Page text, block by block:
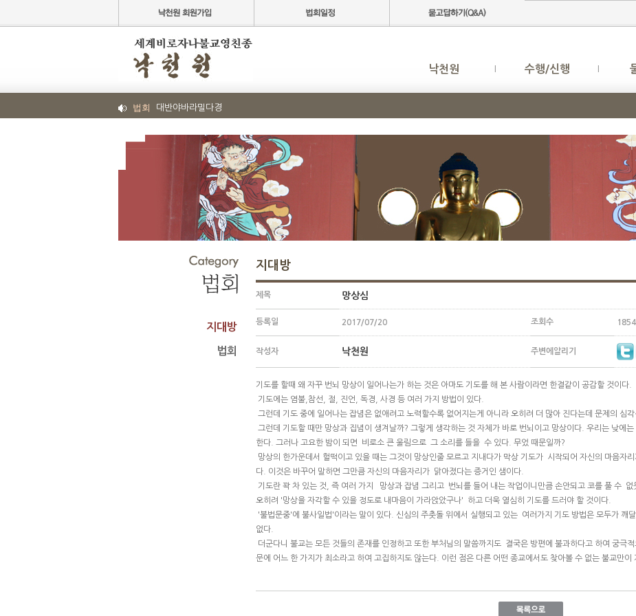
낙천원 수행/신행
법회 대반야바라밀다경
지대방
법회
지대방
제목 망상심
등록일 2017/07/20 조회수 1854
작성자 낙천원 주변에알리기
기도를 할때 왜 자꾸 번뇌 망상이 일어나는가 하는 것은 아마도 기도를 해 본 사람이라면 한결같이 공감할 것이다.
기도에는 염불,참선, 절, 진언, 독경, 사경 등 여러 가지 방법이 있다.
그런데 기도 중에 일어나는 잡념은 없애려고 노력할수록 없어지는게 아니라 오히려 더 많아 진다는데 문제의 심각
그런데 기도할 때만 망상과 집념이 생겨날까? 그렇게 생각하는 것 자체가 바로 번뇌이고 망상이다. 우리는 낮에
한다. 그러나 고요한 밤이 되면 비로소 큰 울림으로 그 소리를 들을 수 있다. 무었 때문일까?
망상의 한가운데서 헐떡이고 있을 때는 그것이 망상인줄 모르고 지내다가 막상 기도가 시작되어 자신의 마음자
다. 이것은 바꾸어 말하면 그만큼 자신의 마음자리가 맑아졌다는 증거인 샘이다.
기도란 꽉 차 있는 것, 즉 여러 가지 망상과 잡념 그리고 번뇌를 들어 내는 작업이니만큼 손안되고 코를 풀 수 없
오히려 '망상을 자각할 수 있을 정도로 내마음이 가라앉았구나' 하고 더욱 열심히 기도를 드러야 할 것이다.
'불법문중'에 불사일법'이라는 말이 있다. 신심의 주춧돌 위에서 실행되고 있는 여러가지 기도 방법은 모두가 깨
없다.
더군다니 불교는 모든 것들의 존재를 인정하고 또한 부처님의 말씀까지도 결국은 방편에 불과하다고 하여 궁극
문에 어느 한 가지가 최소라고 하여 고집하지도 않는다. 이런 점은 다른 어떤 종교에서도 찾아볼 수 없는 불교만이